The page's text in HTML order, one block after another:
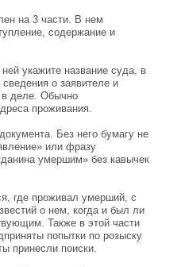
на 3 части. В нем
содержание и
укажите название суда, в
о заявителе и
в деле. Обычно
проживания.
Без него бумагу не
или фразу
умершим» без кавычек
где проживал умерший, с
о нем, когда и был ли
Также в этой части
попытки по розыску
принесли поиски.